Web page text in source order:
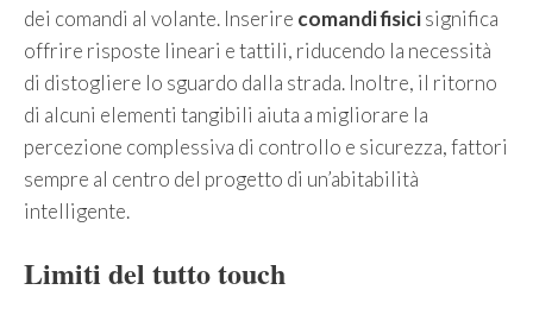
dei comandi al volante. Inserire comandi fisicisignifica
offrire risposte lineari e tattili, riducendo la necessità
di distogliere lo sguardo dalla strada. Inoltre, il ritorno
di alcuni elementi tangibili aiuta a migliorare la
percezione complessiva di controllo e sicurezza, fattori
sempre al centro del progetto di un’abitabilità
intelligente.
Limiti del tutto touch